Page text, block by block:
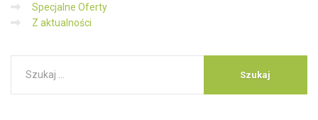
Specjalne Oferty
Z aktualności